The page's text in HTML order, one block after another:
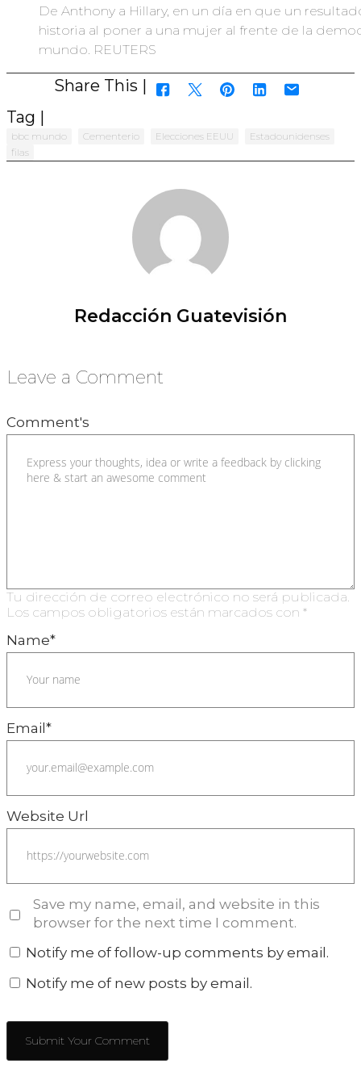
De Anthony a Hillary, en un día en que un
historia al poner a una mujer al frente de la
mundo. REUTERS
Share This |
Tag |
bbc mundo Cementerio Elecciones EEUU
Estadounidenses
filas
Redacción Guatevisión
Leave a Comment
Tu dirección de correo electrónico no será publicada.
Los campos obligatorios están marcados con *
Comment's
Name*
Email *
Website Url
Save my name, email, and website in this
browser for the next time I comment.
Notify me of follow-up comments by email.
Notify me of new posts by email.